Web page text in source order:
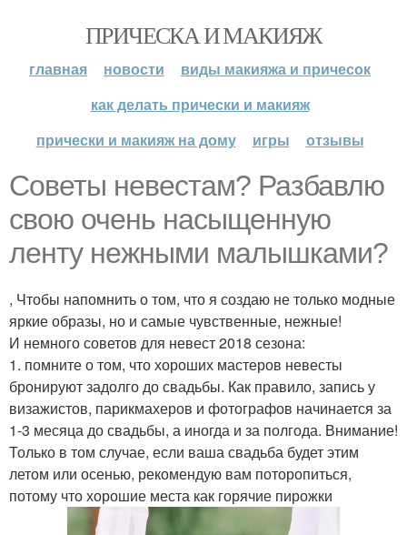
ПРИЧЕСКА И МАКИЯЖ
главная новости
виды макияжа и причесок
как делать прически и макияж
прически и макияж на дому
игры отзывы
Советы невестам? Разбавлю
свою очень насыщенную
ленту нежными малышками?
, Чтобы напомнить о том, что я создаю не только модные
яркие образы, но и самые чувственные, нежные!
И немного советов для невест 2018 сезона:
1. помните о том, что хороших мастеров невесты
бронируют задолго до свадьбы. Как правило, запись у
визажистов, парикмахеров и фотографов начинается за
1-3 месяца до свадьбы, а иногда и за полгода. Внимание!
Только в том случае, если ваша свадьба будет этим
летом или осенью, рекомендую вам поторопиться,
потому что хорошие места как горячие пирожки